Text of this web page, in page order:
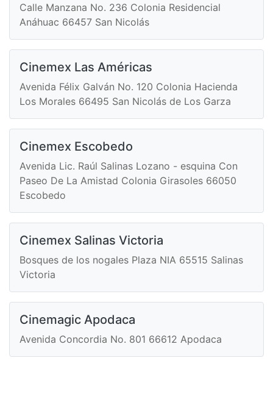
Calle Manzana No. 236 Colonia Residencial
Anáhuac 66457 San Nicolás
Cinemex Las Américas
Avenida Félix Galván No. 120 Colonia Hacienda
Los Morales 66495 San Nicolás de Los Garza
Cinemex Escobedo
Avenida Lic. Raúl Salinas Lozano - esquina Con
Paseo De La Amistad Colonia Girasoles 66050
Escobedo
Cinemex Salinas Victoria
Bosques de los nogales Plaza NIA 65515 Salinas
Victoria
Cinemagic Apodaca
Avenida Concordia No. 801 66612 Apodaca